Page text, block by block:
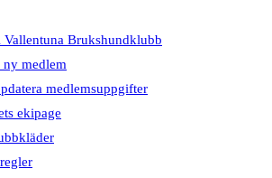
Vallentuna Brukshundklubb
medlem
medlemsuppgifter
ekipage